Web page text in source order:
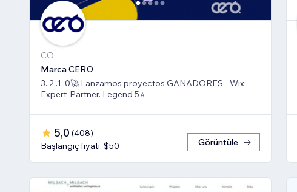
CO
Marca CERO
3..2..1..0🚀 Lanzamos proyectos GANADORES - Wix
Expert-Partner. Legend 5⭐️
5,0 (408)
Başlangıç fiyatı: $50
Görüntüle